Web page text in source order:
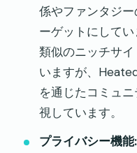
係やファンタジ
ーゲットにして
類似のニッチサ
いますが、
を通じたコミュ
視しています。
プライバシー機能: